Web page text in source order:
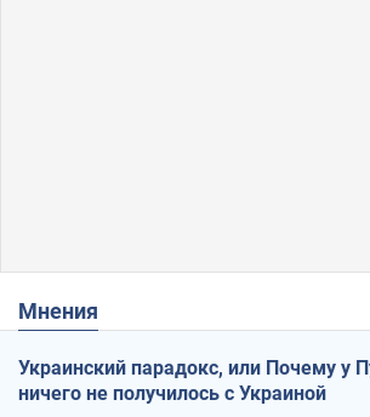
Мнения
Украинский парадокс, или Почему у
ничего не получилось с Украиной